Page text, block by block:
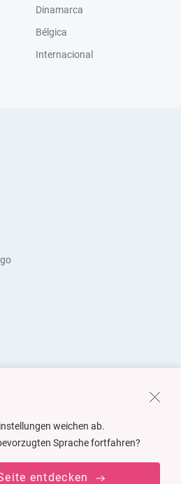
Dinamarca
Bélgica
Internacional
weichen ab.
Sprache fortfahren?
entdecken